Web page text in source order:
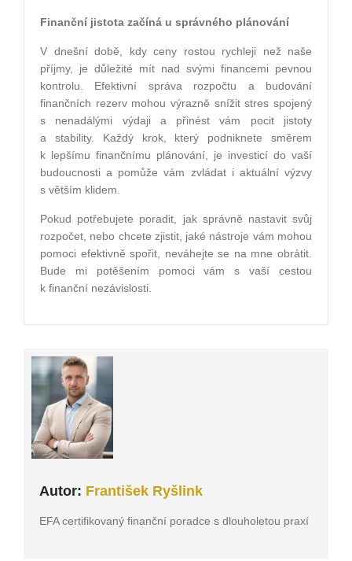
Finanční jistota začíná u správného plánování
V dnešní době, kdy ceny rostou rychleji než naše
příjmy, je důležité mít nad svými financemi pevnou
kontrolu. Efektivní správa rozpočtu a budování
finančních rezerv mohou výrazně snížit stres spojený
s nenadálými výdaji a přinést vám pocit jistoty
a stability. Každý krok, který podniknete směrem
k lepšímu finančnímu plánování, je investicí do vaší
budoucnosti a pomůže vám zvládat i aktuální výzvy
s větším klidem.
Pokud potřebujete poradit, jak správně nastavit svůj
rozpočet, nebo chcete zjistit, jaké nástroje vám mohou
pomoci efektivně spořit, neváhejte se na mne obrátit.
Bude mi potěšením pomoci vám s vaší cestou
k finanční nezávislosti.
Autor: František Ryšlink
EFA certifikovaný finanční poradce s dlouholetou praxí